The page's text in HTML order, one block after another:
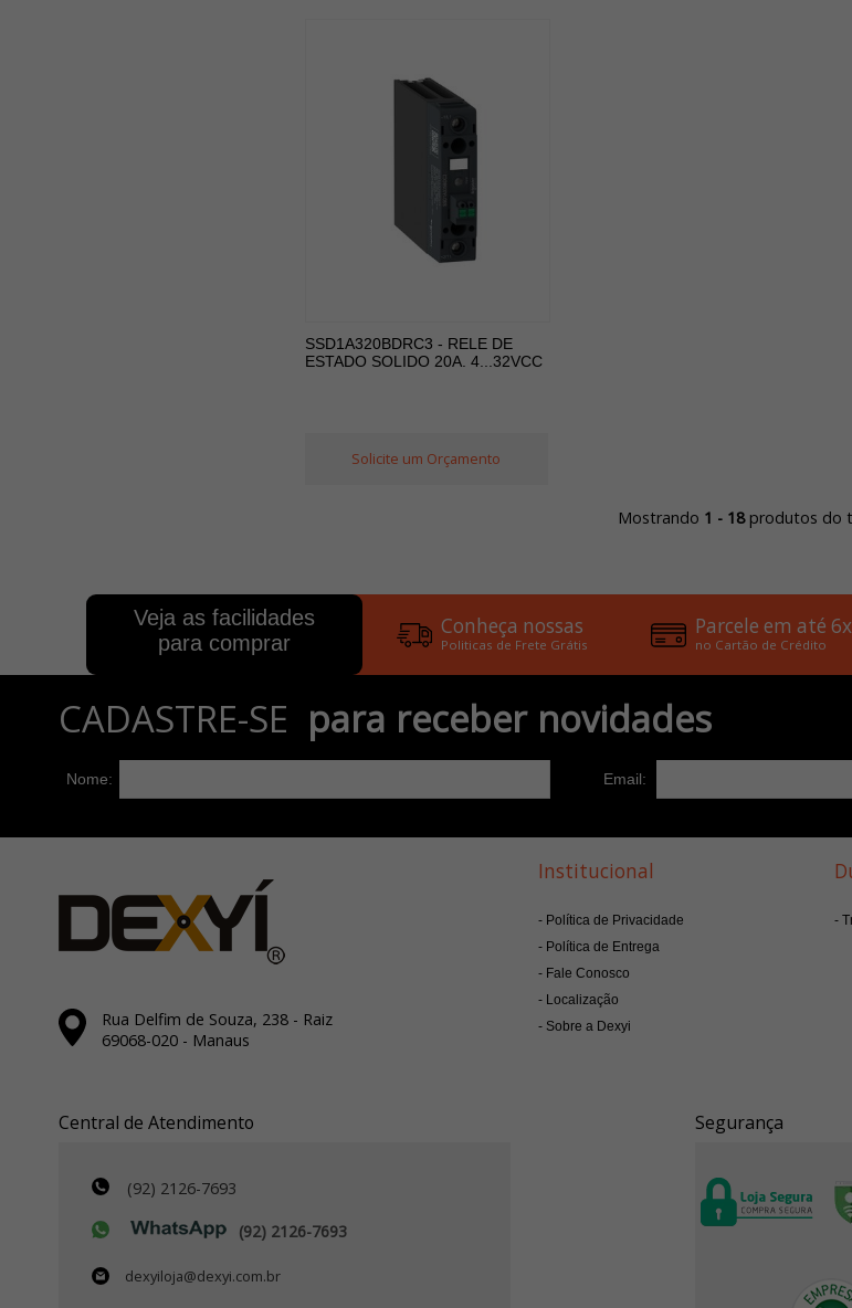
SSD1A320BDRC3 - RELE DE
ESTADO SOLIDO 20A. 4...32VCC
Solicite um Orçamento
Mostrando 1 - 18 produtos do
Veja as facilidades
para comprar
Conheça nossas
Politicas de Frete Grátis
Parcele em até 6x
no Cartão de Crédito
CADASTRE-SE para receber novidades
Nome: Email:
Rua Delfim de Souza, 238 - Raiz
69068-020 - Manaus
Institucional
Política de Privacidade
Política de Entrega
Fale Conosco
Localização
Sobre a Dexyi
Central de Atendimento
(92) 2126-7693
(92) 2126-7693
dexyiloja@dexyi.com.br
Segurança